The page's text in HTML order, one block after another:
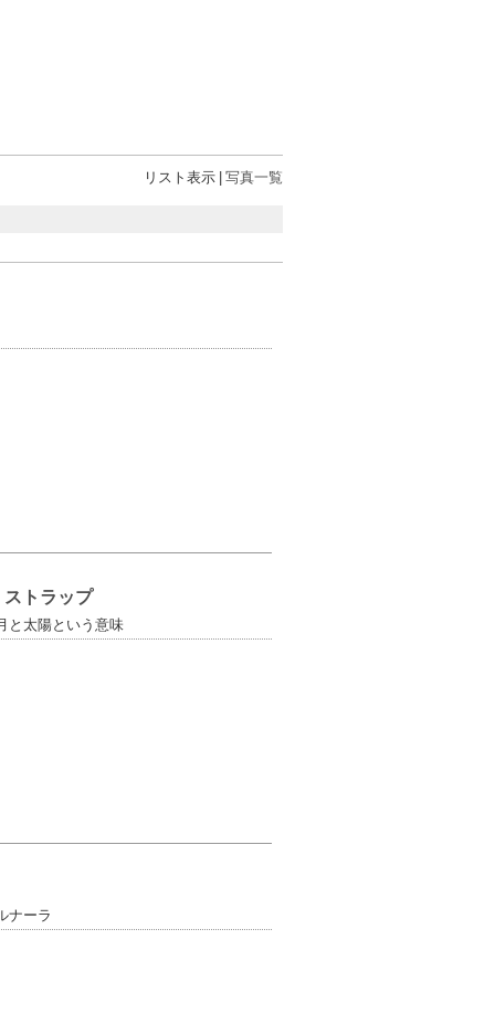
リスト表示 写真一覧
トラップ
と太陽という意味
ナーラ